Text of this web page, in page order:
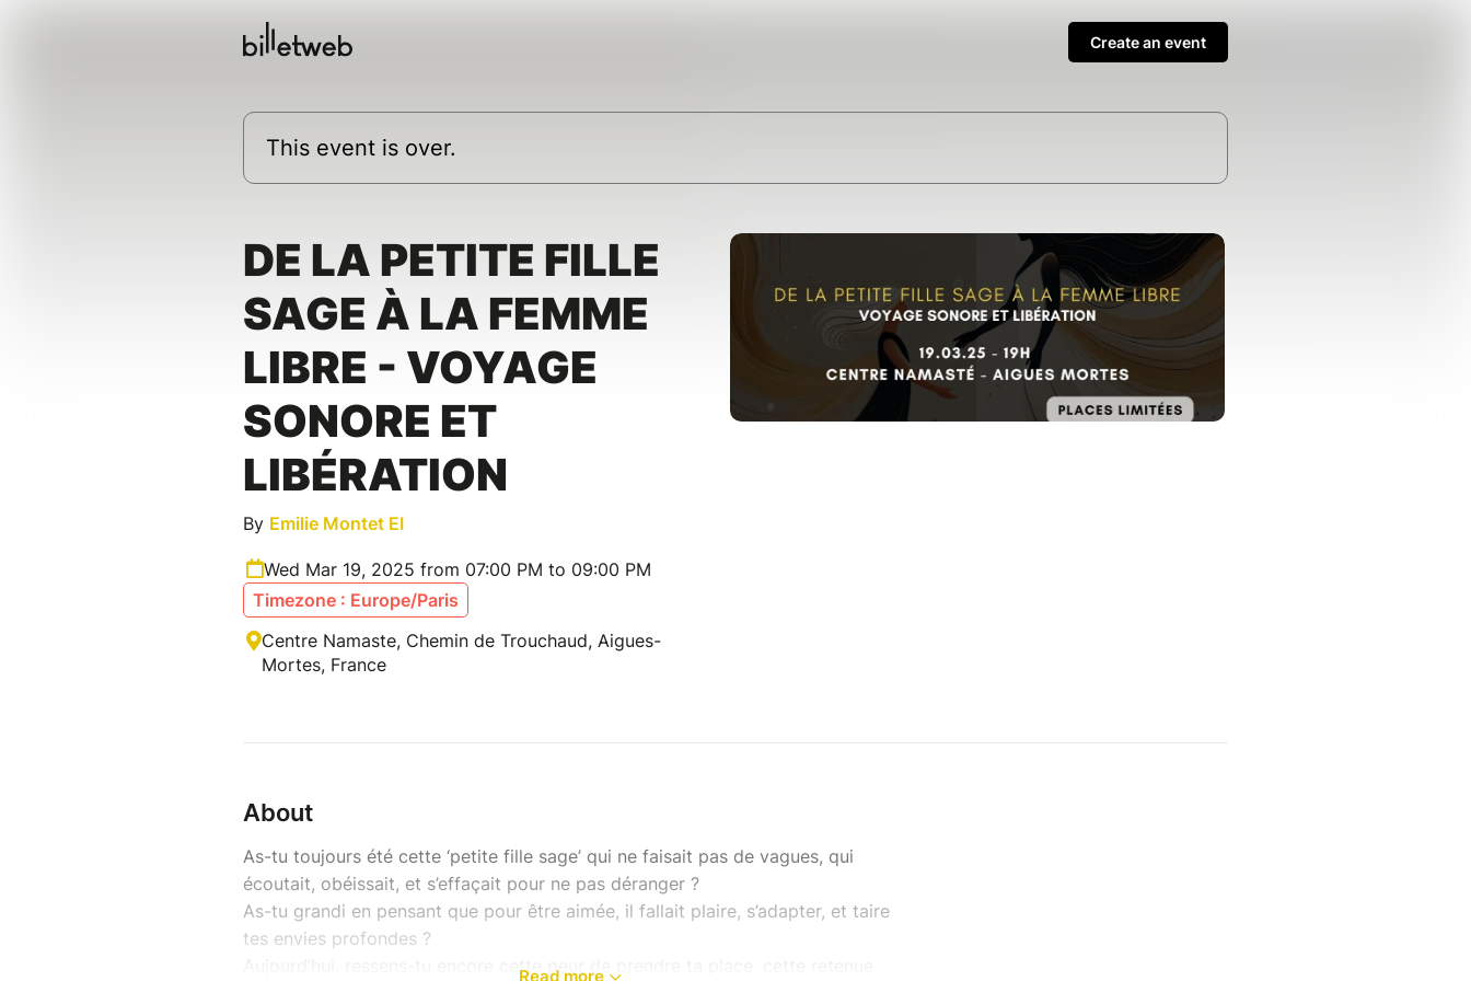
Create an event
This event is over.
DE LA PETITE FILLE
SAGE À LA FEMME
LIBRE - VOYAGE
SONORE ET
LIBÉRATION
By Emilie Montet EI
Wed Mar 19, 2025 from 07:00 PM to 09:00 PM
Timezone : Europe/Paris
Centre Namaste, Chemin de Trouchaud, Aigues-
Mortes, France
About
As-tu toujours été cette ‘petite fille sage’ qui ne faisait pas de vagues, qui
écoutait, obéissait, et s’effaçait pour ne pas déranger ?
As-tu grandi en pensant que pour être aimée, il fallait plaire, s’adapter, et taire
tes envies profondes ?
Aujourd’hui, ressens-tu encore cette peur de prendre ta place, cette retenue
Read more